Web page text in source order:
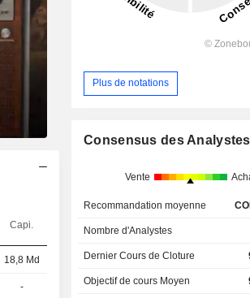
Capi.
18,8 Md
-
Plus de notations
Consensus des Analystes
Vente
Recommandation moyenne
Nombre d'Analystes
Dernier Cours de Cloture
Objectif de cours Moyen